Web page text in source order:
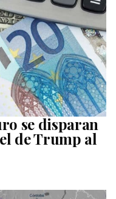
se disparan
de Trump al